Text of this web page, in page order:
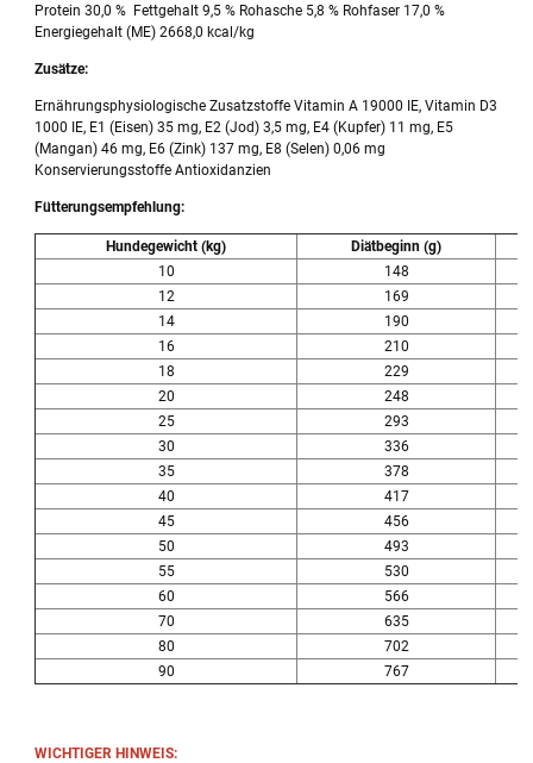
Protein 30,0 % Fettgehalt 9,5 % Rohasche 5,8 % Rohfaser 17,0 %
Energiegehalt (ME) 2668,0 kcal/kg
Zusätze:
Ernährungsphysiologische Zusatzstoffe Vitamin A 19000 IE, Vitamin D3
1000 IE, E1 (Eisen) 35 mg, E2 (Jod) 3,5 mg, E4 (Kupfer) 11 mg, E5
(Mangan) 46 mg, E6 (Zink) 137 mg, E8 (Selen) 0,06 mg
Konservierungsstoffe Antioxidanzien
Fütterungsempfehlung:
Hundegewicht (kg)
Diätbeginn (g)
10
148
12
169
14
190
16
210
18
229
20
248
25
293
30
336
35
378
40
417
45
456
50
493
55
530
60
566
70
635
80
702
90
767
WICHTIGER HINWEIS: